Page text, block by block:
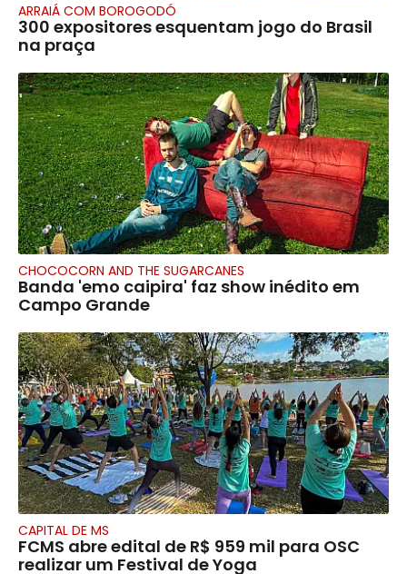
ARRAIÁ COM BOROGODÓ
300 expositores esquentam jogo do Brasil
na praça
CHOCOCORN AND THE SUGARCANES
Banda 'emo caipira' faz show inédito em
Campo Grande
CAPITAL DE MS
FCMS abre edital de R$ 959 mil para OSC
realizar um Festival de Yoga